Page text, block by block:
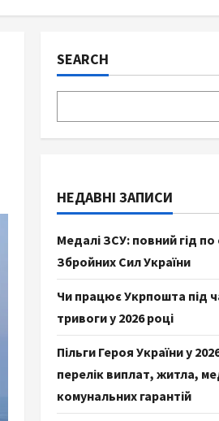
SEARCH
НЕДАВНІ ЗАПИСИ
Медалі ЗСУ: повний гід по
Збройних Сил України
Чи працює Укрпошта під
тривоги у 2026 році
Пільги Героя України у
перелік виплат, житла,
комунальних гарантій